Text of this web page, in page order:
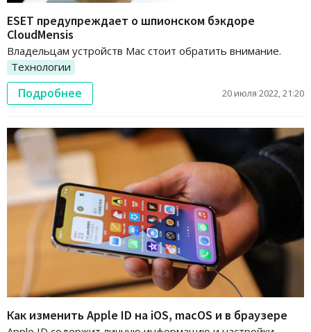
ESET предупреждает о шпионском бэкдоре
CloudMensis
Владельцам устройств Mac стоит обратить внимание.
Технологии
Подробнее 20 июля 2022, 21:20
Как изменить Apple ID на iOS, macOS и в браузере